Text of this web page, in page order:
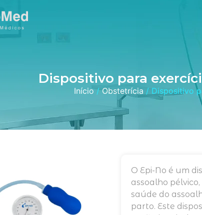
Dispositivo para
Início/Obstetrícia / Dispositivo
O Epi-No é um
assoalho
saúde do
parto. Este